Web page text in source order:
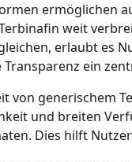
ermöglichen
weit
erlaubt es
Transparenz ein
von generischem
und breiten
Dies hilft